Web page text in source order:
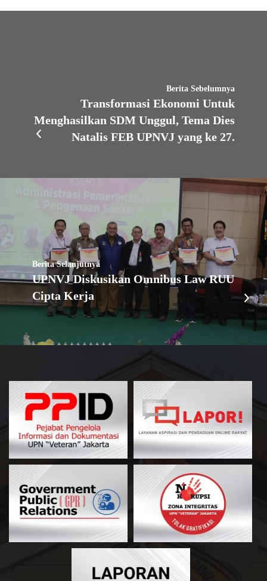
Berita Sebelumnya
Transformasi Ekonomi Untuk
Menghasilkan SDM Unggul, Tema Dies
Natalis FEB UPNVJ yang ke 27.
Berita Selanjutnya
UPNVJ Diskusikan Omnibus Law RUU
Cipta Kerja